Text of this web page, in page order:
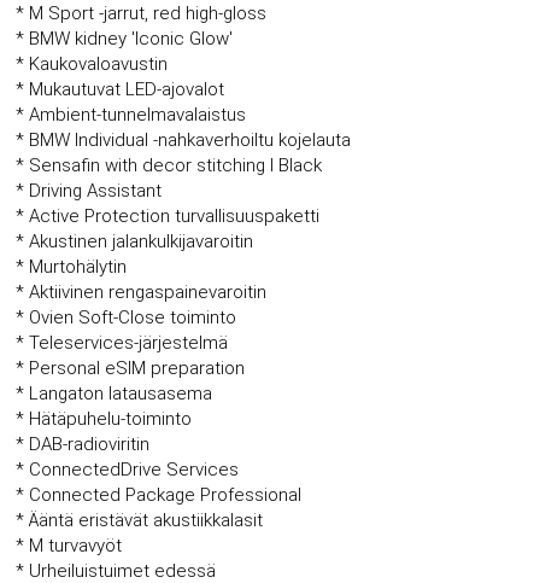
* M Sport -jarrut, red high-gloss
* BMW kidney 'Iconic Glow'
* Kaukovaloavustin
* Mukautuvat LED-ajovalot
* Ambient-tunnelmavalaistus
* BMW Individual -nahkaverhoiltu kojelauta
* Sensafin with decor stitching I Black
* Driving Assistant
* Active Protection turvallisuuspaketti
* Akustinen jalankulkijavaroitin
* Murtohälytin
* Aktiivinen rengaspainevaroitin
* Ovien Soft-Close toiminto
* Teleservices-järjestelmä
* Personal eSIM preparation
* Langaton latausasema
* Hätäpuhelu-toiminto
* DAB-radioviritin
* ConnectedDrive Services
* Connected Package Professional
* Ääntä eristävät akustiikkalasit
* M turvavyöt
* Urheiluistuimet edessä